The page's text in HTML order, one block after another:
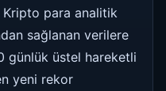
para analitik
sağlanan verilere
günlük üstel hareketli
yeni rekor